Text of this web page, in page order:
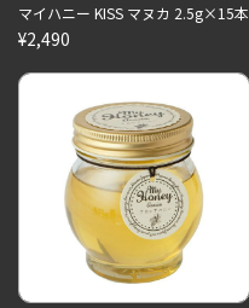
マイハニー KISS マヌカ 2.5g×15本
¥2,490